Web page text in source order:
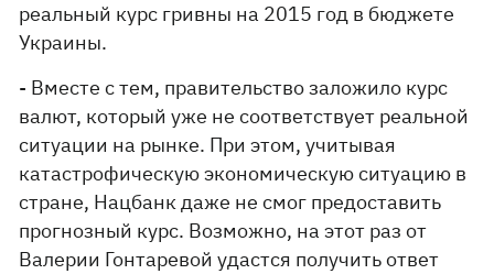
реальный курс гривны на 2015 год в бюджете
Украины.
- Вместе с тем, правительство заложило курс
валют, который уже не соответствует реальной
ситуации на рынке. При этом, учитывая
катастрофическую экономическую ситуацию в
стране, Нацбанк даже не смог предоставить
прогнозный курс. Возможно, на этот раз от
Валерии Гонтаревой удастся получить ответ